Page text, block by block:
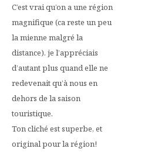
C’est vrai qu’on a une région
magnifique (ca reste un peu
la mienne malgré la
distance). je l’appréciais
d’autant plus quand elle ne
redevenait qu’à nous en
dehors de la saison
touristique.
Ton cliché est superbe, et
original pour la région!